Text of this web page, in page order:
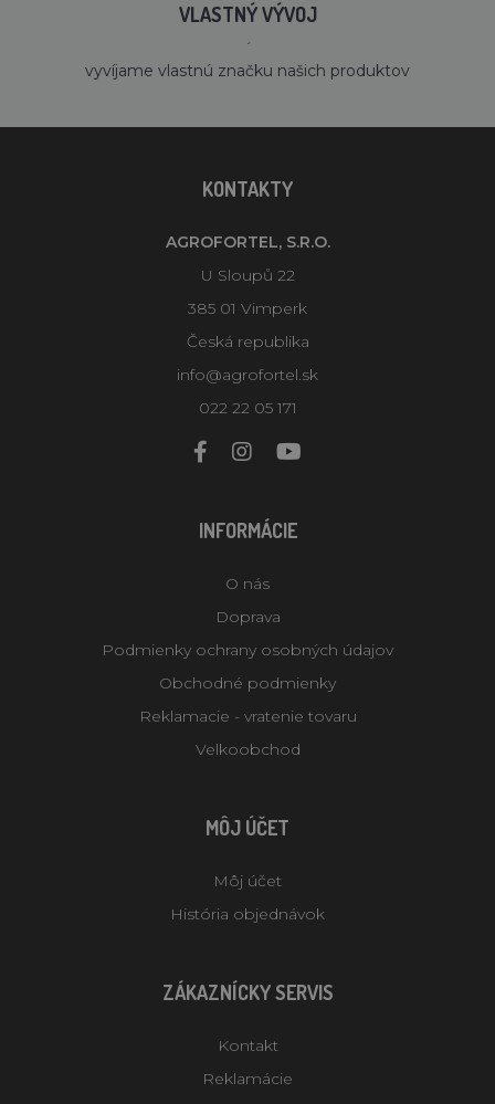
VLASTNÝ VÝVOJ
´
vyvíjame vlastnú značku našich produktov
KONTAKTY
AGROFORTEL, S.R.O.
U Sloupů 22
385 01 Vimperk
Česká republika
info@agrofortel.sk
022 22 05 171
INFORMÁCIE
O nás
Doprava
Podmienky ochrany osobných údajov
Obchodné podmienky
Reklamacie - vratenie tovaru
Velkoobchod
MÔJ ÚČET
Môj účet
História objednávok
ZÁKAZNÍCKY SERVIS
Kontakt
Reklamácie